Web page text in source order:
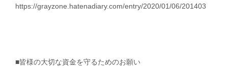
https://grayzone.hatenadiary.com/entry/2020/01/06/201403
■皆様の大切な資金を守るためのお願い